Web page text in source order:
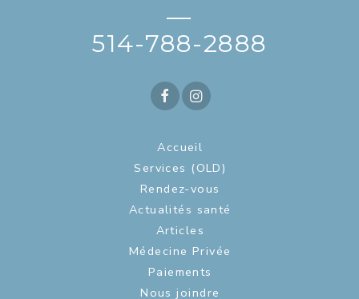
—
514-788-2888
Accueil
Services (OLD)
Rendez-vous
Actualités santé
Articles
Médecine Privée
Paiements
Nous joindre